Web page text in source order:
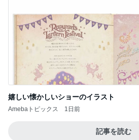
嬉しい懐かしいショーのイラスト
Amebaトピックス 1日前
記事を読む